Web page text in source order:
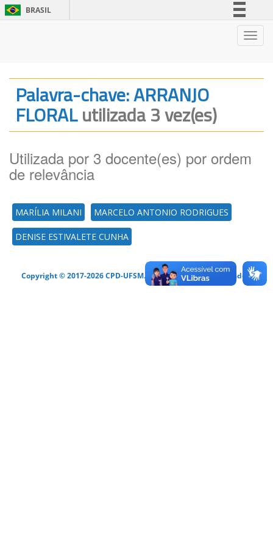
BRASIL
Legislação
Canais
Palavra-chave: ARRANJO
FLORALutilizada 3 vez(es)
Utilizada por 3 docente(es) por ordem
de relevância
MARÍLIA MILANI MARCELO ANTONIO RODRIGUES
DENISE ESTIVALETE CUNHA
Copyright © 2017-2026 CPD-UFSM. Todos os direitos reservados.